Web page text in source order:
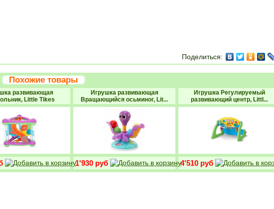
Поделиться:
Похожие товары
развивающая
Little Tikes
Игрушка развивающая
Вращающийся осьминог, Lit...
Игрушка Регулируемый
развивающий центр, Littl...
1'930 руб 4'510 руб